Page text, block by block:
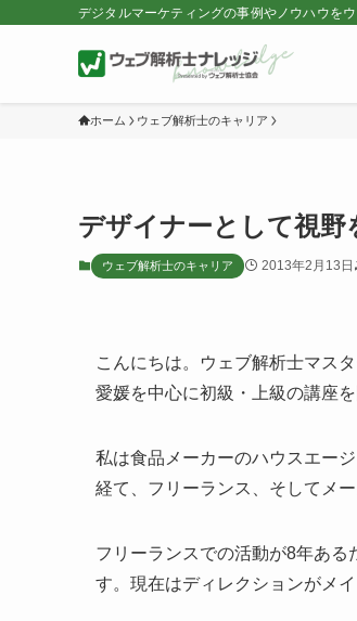
デジタルマーケティングの事例やノウハウを
ホーム ウェブ解析士のキャリア
デザイナーとして視
ウェブ解析士のキャリア 2013年2月13日
こんにちは。ウェブ解析士マス
愛媛を中心に初級・上級の講座を
私は食品メーカーのハウスエー
経て、フリーランス、そしてメ
フリーランスでの活動が8年あ
す。現在はディレクションがメ